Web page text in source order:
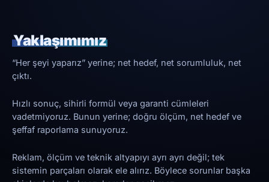
Yaklaşımımız
“Her şeyi yaparız” yerine; net hedef, net sorumluluk, net
çıktı.
Hızlı sonuç, sihirli formül veya garanti cümleleri
vadetmiyoruz. Bunun yerine; doğru ölçüm, net hedef ve
şeffaf raporlama sunuyoruz.
Reklam, ölçüm ve teknik altyapıyı ayrı ayrı değil; tek
sistemin parçaları olarak ele alırız. Böylece sorunlar başka